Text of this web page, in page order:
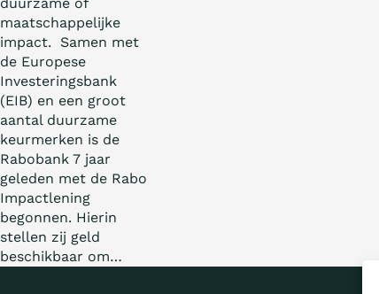
maatschappelijke
impact. Samen met
de Europese
Investeringsbank
(EIB) en een groot
aantal duurzame
keurmerken is de
Rabobank 7 jaar
geleden met de Rabo
Impactlening
begonnen. Hierin
stellen zij geld
beschikbaar om…